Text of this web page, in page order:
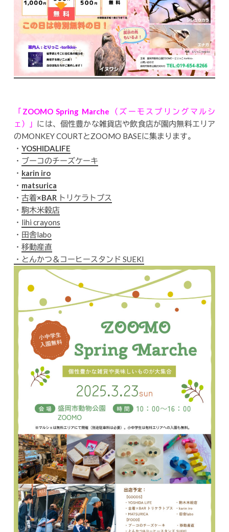
「ZOOMO Spring Marche（ズーモスプリングマルシ
ェ）」 には、個性豊かな雑貨店や飲食店が園内無料エリア
のMONKEY COURTとZOOMO BASEに集まります。
・ YOSHIDALIFE
・ ブーコのチーズケーキ
・ karin iro
・ matsurica
・ 古着×BAR トリケラトプス
・ 駒木米穀店
・ lihi crayons
・ 田舎labo
・ 移動産直
・とんかつ＆コーヒースタンド SUEKI